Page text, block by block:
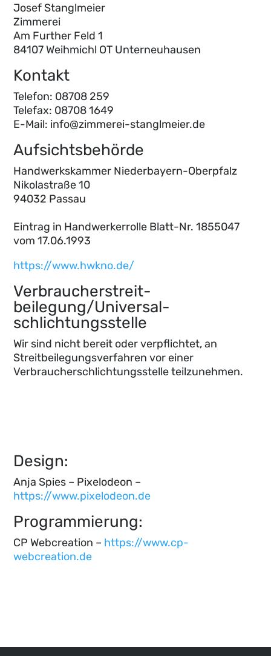
Josef Stanglmeier
Zimmerei
Am Further Feld 1
84107 Weihmichl OT Unterneuhausen
Kontakt
Telefon: 08708 259
Telefax: 08708 1649
E-Mail: info@zimmerei-stanglmeier.de
Aufsichtsbehörde
Handwerkskammer Niederbayern-Oberpfalz
Nikolastraße 10
94032 Passau
Eintrag in Handwerkerrolle Blatt-Nr. 1855047
vom 17.06.1993
https://www.hwkno.de/
Verbraucher­streit­
beilegung/Universal­
schlichtungs­stelle
Wir sind nicht bereit oder verpflichtet, an
Streitbeilegungsverfahren vor einer
Verbraucherschlichtungsstelle teilzunehmen.
Design:
Anja Spies – Pixelodeon –
https://www.pixelodeon.de
Programmierung:
CP Webcreation – https://www.cp-
webcreation.de